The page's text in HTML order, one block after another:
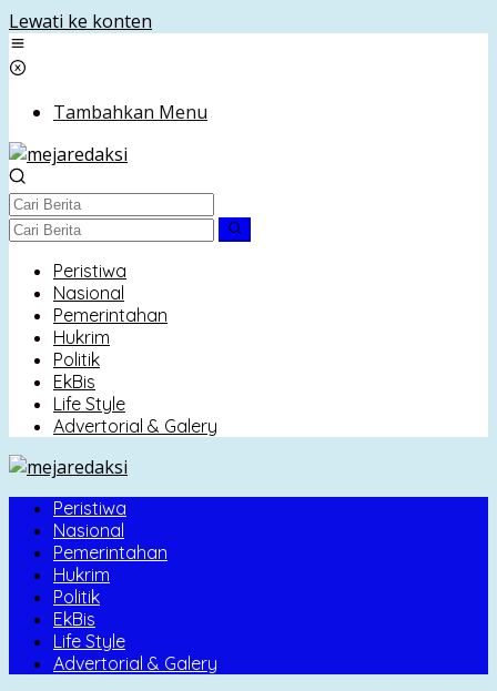
Lewati ke konten
Tambahkan Menu
Peristiwa
Nasional
Pemerintahan
Hukrim
Politik
EkBis
Life Style
Advertorial & Galery
Peristiwa
Nasional
Pemerintahan
Hukrim
Politik
EkBis
Life Style
Advertorial & Galery